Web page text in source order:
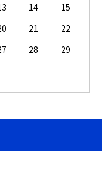
14
15
21
22
28
29